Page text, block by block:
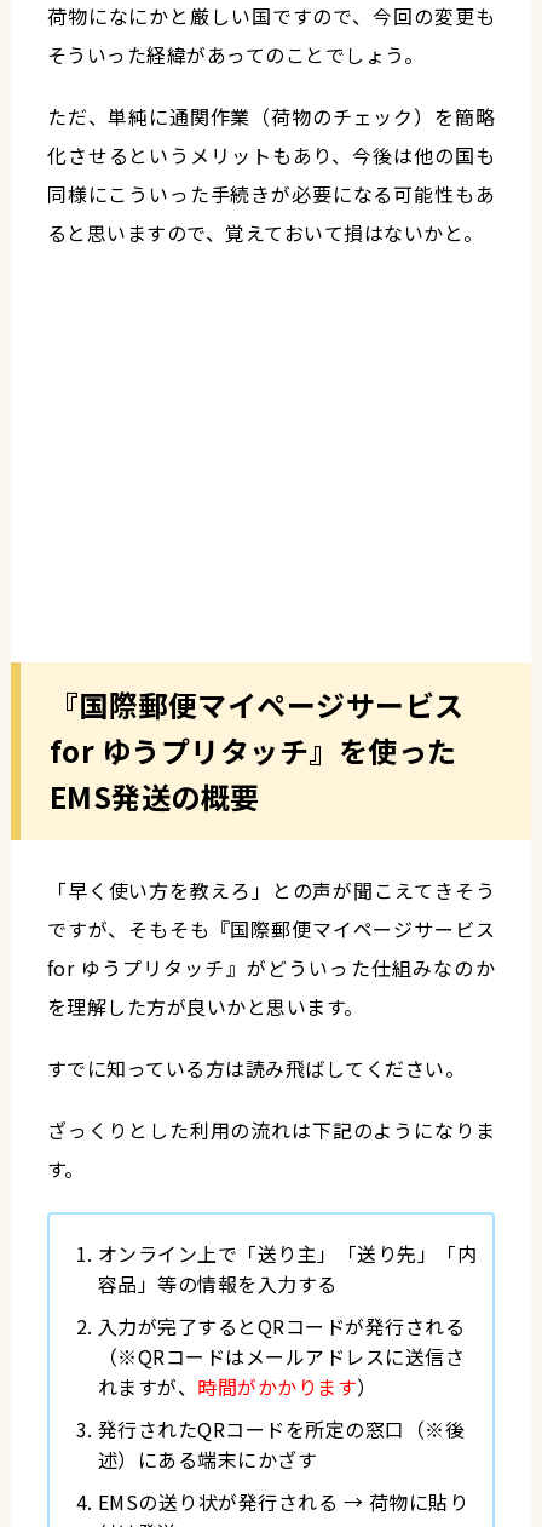
荷物になにかと厳しい国ですので、今回の変更も
そういった経緯があってのことでしょう。
ただ、単純に通関作業（荷物のチェック）を簡略
化させるというメリットもあり、今後は他の国も
同様にこういった手続きが必要になる可能性もあ
ると思いますので、覚えておいて損はないかと。
『国際郵便マイページサービス
for ゆうプリタッチ』を使った
EMS発送の概要
「早く使い方を教えろ」との声が聞こえてきそう
ですが、そもそも『国際郵便マイページサービス
for ゆうプリタッチ』がどういった仕組みなのか
を理解した方が良いかと思います。
すでに知っている方は読み飛ばしてください。
ざっくりとした利用の流れは下記のようになりま
す。
オンライン上で「送り主」「送り先」「内
容品」等の情報を入力する
入力が完了するとQRコードが発行される
（※QRコードはメールアドレスに送信さ
れますが、 時間がかかります）
発行されたQRコードを所定の窓口（※後
述）にある端末にかざす
EMSの送り状が発行される → 荷物に貼り